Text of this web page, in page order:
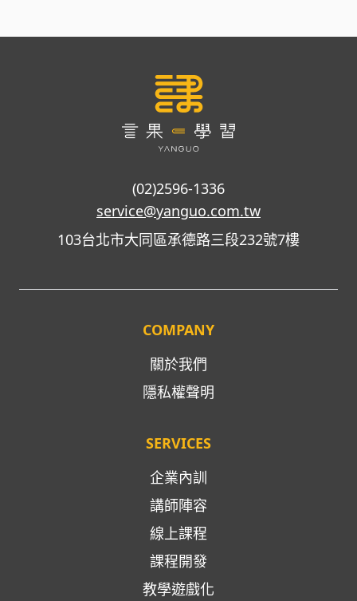
(02)2596-1336
service@yanguo.com.tw
103台北市大同區承德路三段232號7樓
COMPANY
關於我們
隱私權聲明
SERVICES
企業內訓
講師陣容
線上課程
課程開發
教學遊戲化